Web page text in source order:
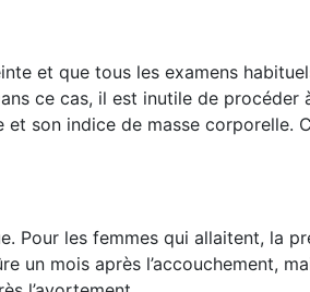
et que tous les examens
ce cas, il est inutile de procéder
son indice de masse corporelle.
Pour les femmes qui allaitent, la
un mois après l’accouchement,